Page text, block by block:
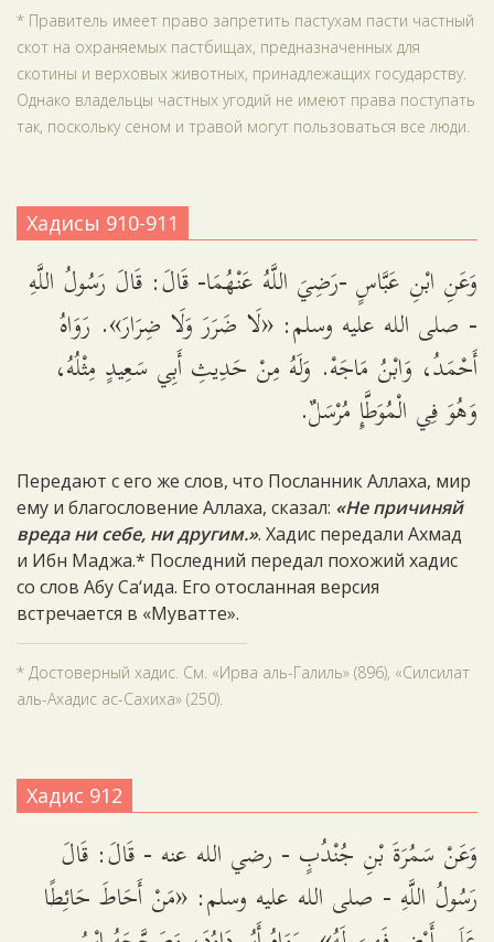
* Правитель имеет право запретить пастухам пасти частный
скот на охраняемых пастбищах, предназначенных для
скотины и верховых животных, принадлежащих государству.
Однако владельцы частных угодий не имеют права поступать
так, поскольку сеном и травой могут пользоваться все люди.
Хадисы 910-911
وَعَنِ ابْنِ عَبَّاسٍ -رَضِيَ اللَّهُ عَنْهُمَا- قَالَ: قَالَ رَسُولُ اللَّهِ
- صلى الله عليه وسلم: «لَا ضَرَرَ وَلَا ضِرَارَ». رَوَاهُ
أَحْمَدُ، وَابْنُ مَاجَهْ. وَلَهُ مِنْ حَدِيثِ أَبِي سَعِيدٍ مِثْلُهُ،
وَهُوَ فِي الْمُوَطَّإِ مُرْسَلٌ.
Передают с его же слов, что Посланник Аллаха, мир
ему и благословение Аллаха, сказал: «Не причиняй
вреда ни себе, ни другим.». Хадис передали Ахмад
и Ибн Маджа.* Последний передал похожий хадис
со слов Абу Са‘ида. Его отосланная версия
встречается в «Муватте».
* Достоверный хадис. См. «Ирва аль-Галиль» (896), «Силсилат
аль-Ахадис ас-Сахиха» (250).
Хадис 912
وَعَنْ سَمُرَةَ بْنِ جُنْدُبٍ - رضي الله عنه - قَالَ: قَالَ
رَسُولُ اللَّهِ - صلى الله عليه وسلم: «مَنْ أَحَاطَ حَائِطًا